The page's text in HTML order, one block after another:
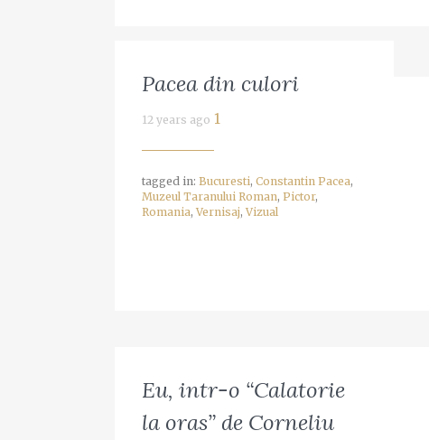
Pacea din culori
12 years ago 1
tagged in: Bucuresti, Constantin Pacea,
Muzeul Taranului Roman, Pictor,
Romania, Vernisaj, Vizual
Eu, intr-o “Calatorie
la oras” de Corneliu